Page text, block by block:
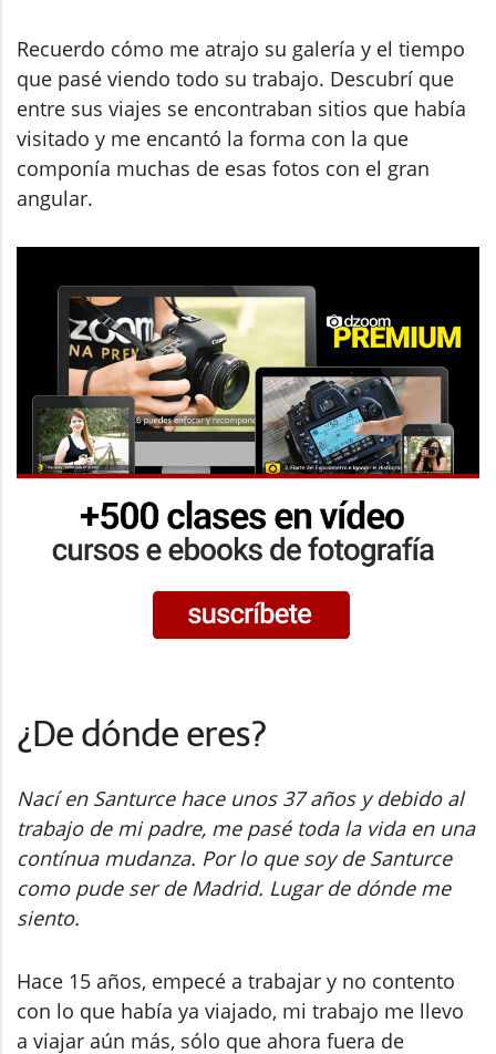
Recuerdo cómo me atrajo su galería y el tiempo
que pasé viendo todo su trabajo. Descubrí que
entre sus viajes se encontraban sitios que había
visitado y me encantó la forma con la que
componía muchas de esas fotos con el gran
angular.
¿De dónde eres?
Nací en Santurce hace unos 37 años y debido al
trabajo de mi padre, me pasé toda la vida en una
contínua mudanza. Por lo que soy de Santurce
como pude ser de Madrid. Lugar de dónde me
siento.
Hace 15 años, empecé a trabajar y no contento
con lo que había ya viajado, mi trabajo me llevo
a viajar aún más, sólo que ahora fuera de